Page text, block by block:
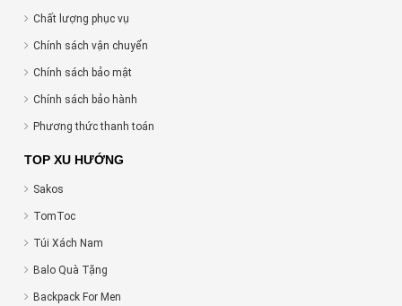
Chất lượng phục vụ
Chính sách vận chuyển
Chính sách bảo mật
Chính sách bảo hành
Phương thức thanh toán
TOP XU HƯỚNG
Sakos
TomToc
Túi Xách Nam
Balo Quà Tặng
Backpack For Men